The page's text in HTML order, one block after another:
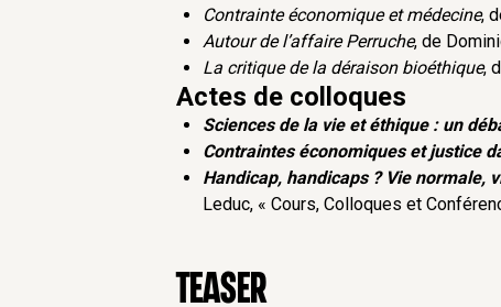
Contrainte économique et médecine,
Autour de l’affaire Perruche, de
La critique de la déraison bioéthique,
Actes de colloques
Sciences de la vie et éthique : un
Contraintes économiques et justice
Handicap, handicaps ? Vie normale,
Leduc, « Cours, Colloques et
Teaser